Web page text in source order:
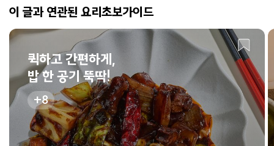
이 글과 연관된 요리초보가이드
퀵하고 간편하게,
밥 한 공기 뚝딱!
8